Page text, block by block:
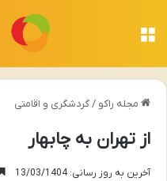
مجله راکو /گردشگری و اقامتی
از تهران به چابهار
آخرین به روز رسانی: 13/03/1404